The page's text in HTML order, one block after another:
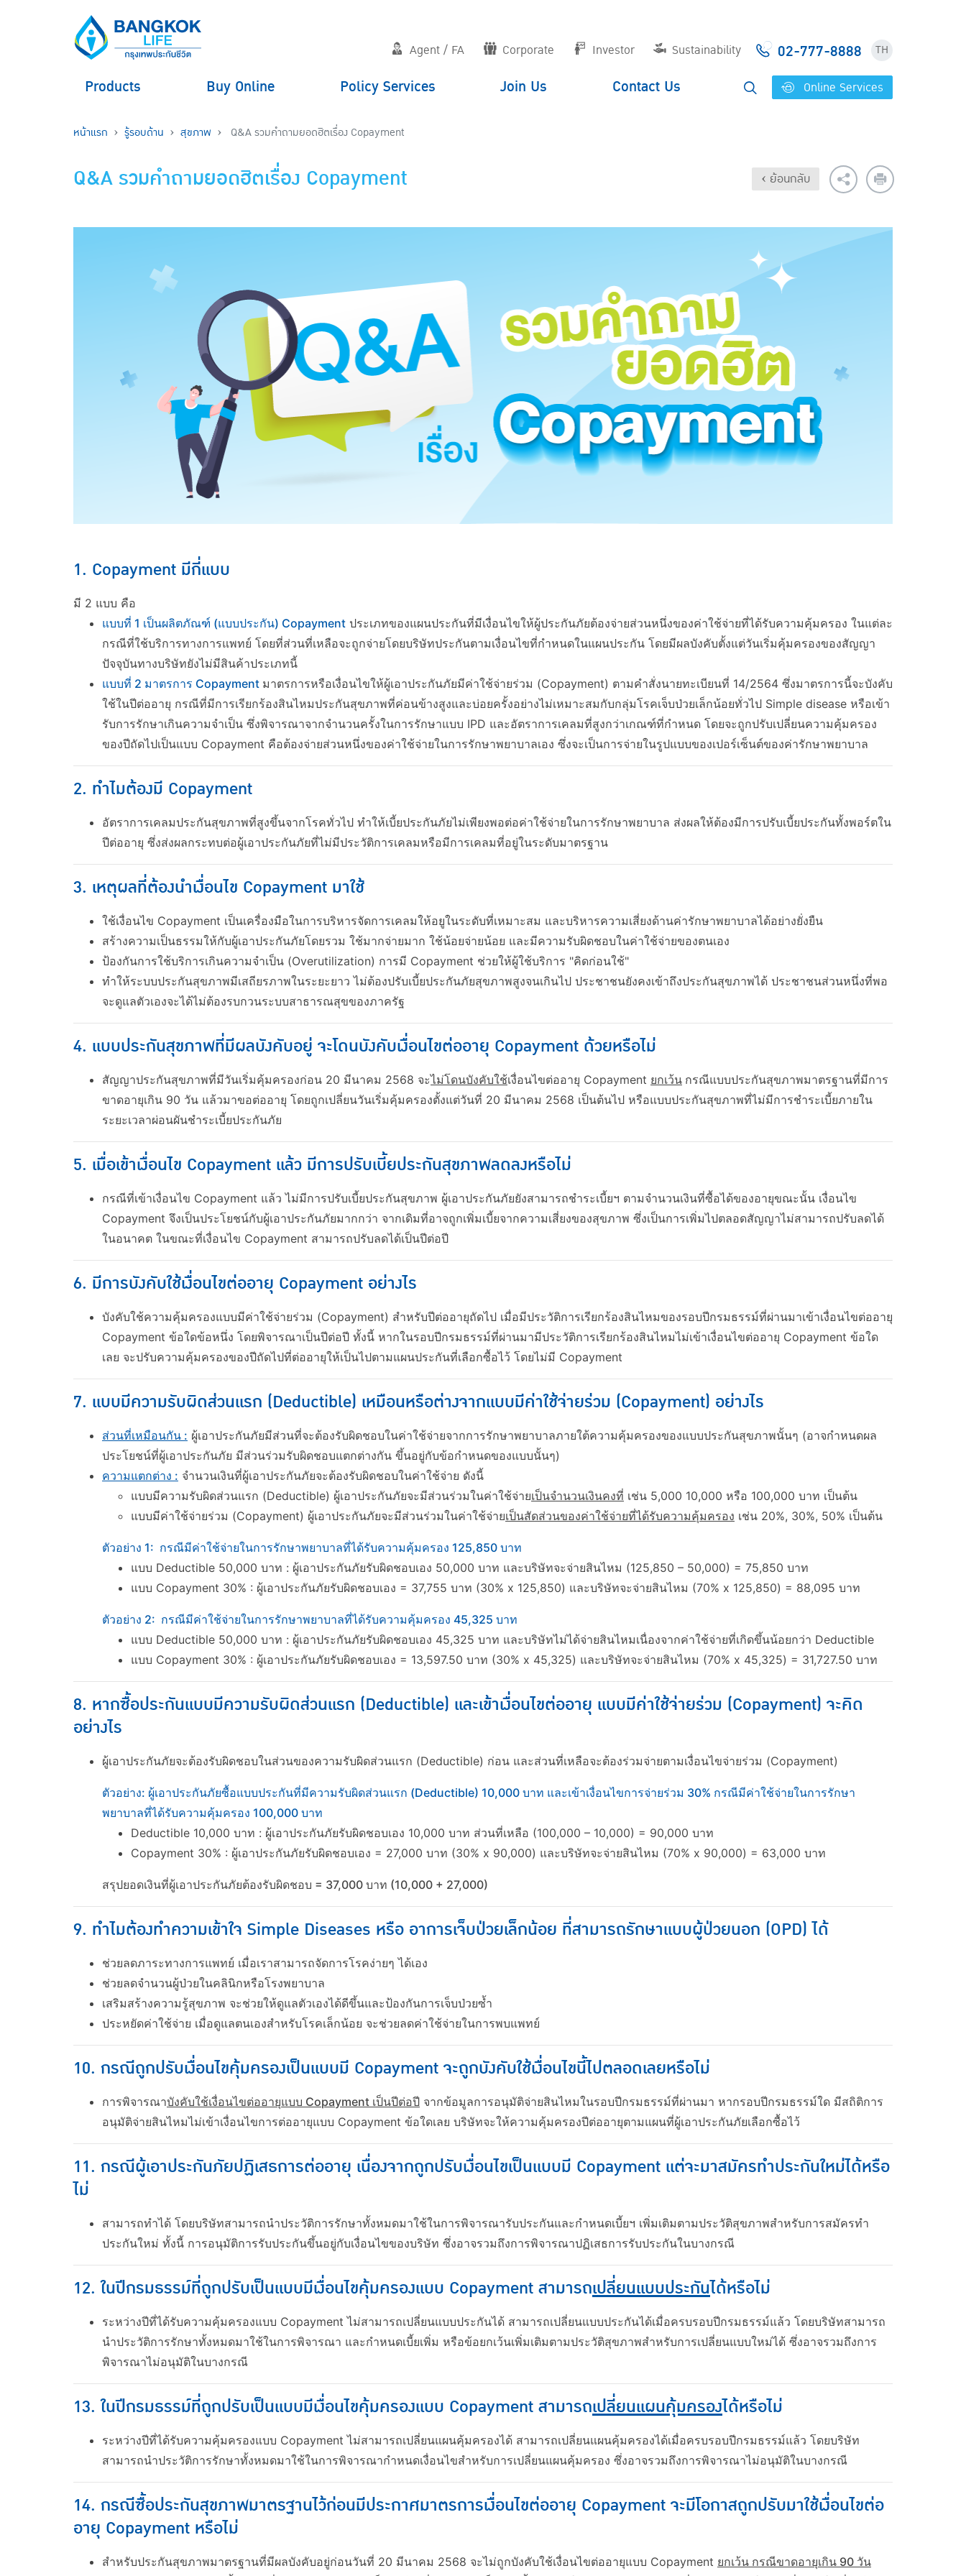
Agent / FA Corporate Investor Sustainability 02-777-8888 TH
Products Buy Online Policy Services Join Us Contact Us Online Services
หน้าแรก รู้รอบด้าน สุขภาพ Q&A รวมคำถามยอดฮิตเรื่อง Copayment
Q&A รวมคำถามยอดฮิตเรื่อง Copayment ‹ ย้อนกลับ
1. Copayment มีกี่แบบ
มี 2 แบบ คือ
แบบที่ 1 เป็นผลิตภัณฑ์ (แบบประกัน) Copayment ประเภทของแผนประกันที่มีเงื่อนไขให้ผู้ประกันภัยต้องจ่ายส่วนหนึ่งของค่าใช้จ่ายที่ได้รับความคุ้มครอง ในแต่ละ
กรณีที่ใช้บริการทางการแพทย์ โดยที่ส่วนที่เหลือจะถูกจ่ายโดยบริษัทประกันตามเงื่อนไขที่กำหนดในแผนประกัน โดยมีผลบังคับตั้งแต่วันเริ่มคุ้มครองของสัญญา
ปัจจุบันทางบริษัทยังไม่มีสินค้าประเภทนี้
แบบที่ 2 มาตรการ Copayment มาตรการหรือเงื่อนไขให้ผู้เอาประกันภัยมีค่าใช้จ่ายร่วม (Copayment) ตามคำสั่งนายทะเบียนที่ 14/2564 ซึ่งมาตรการนี้จะบังคับ
ใช้ในปีต่ออายุ กรณีที่มีการเรียกร้องสินไหมประกันสุขภาพที่ค่อนข้างสูงและบ่อยครั้งอย่างไม่เหมาะสมกับกลุ่มโรคเจ็บป่วยเล็กน้อยทั่วไป Simple disease หรือเข้า
รับการรักษาเกินความจำเป็น ซึ่งพิจารณาจากจำนวนครั้งในการรักษาแบบ IPD และอัตราการเคลมที่สูงกว่าเกณฑ์ที่กำหนด โดยจะถูกปรับเปลี่ยนความคุ้มครอง
ของปีถัดไปเป็นแบบ Copayment คือต้องจ่ายส่วนหนึ่งของค่าใช้จ่ายในการรักษาพยาบาลเอง ซึ่งจะเป็นการจ่ายในรูปแบบของเปอร์เซ็นต์ของค่ารักษาพยาบาล
2. ทำไมต้องมี Copayment
อัตราการเคลมประกันสุขภาพที่สูงขึ้นจากโรคทั่วไป ทำให้เบี้ยประกันภัยไม่เพียงพอต่อค่าใช้จ่ายในการรักษาพยาบาล ส่งผลให้ต้องมีการปรับเบี้ยประกันทั้งพอร์ตใน
ปีต่ออายุ ซึ่งส่งผลกระทบต่อผู้เอาประกันภัยที่ไม่มีประวัติการเคลมหรือมีการเคลมที่อยู่ในระดับมาตรฐาน
3. เหตุผลที่ต้องนำเงื่อนไข Copayment มาใช้
ใช้เงื่อนไข Copayment เป็นเครื่องมือในการบริหารจัดการเคลมให้อยูในระดับที่เหมาะสม และบริหารความเสี่ยงด้านค่ารักษาพยาบาลได้อย่างยั่งยืน
สร้างความเป็นธรรมให้กับผู้เอาประกันภัยโดยรวม ใช้มากจ่ายมาก ใช้น้อยจ่ายน้อย และมีความรับผิดชอบในค่าใช้จ่ายของตนเอง
ป้องกันการใช้บริการเกินความจำเป็น (Overutilization) การมี Copayment ช่วยให้ผู้ใช้บริการ "คิดก่อนใช้"
ทำให้ระบบประกันสุขภาพมีเสถียรภาพในระยะยาว ไม่ต้องปรับเบี้ยประกันภัยสุขภาพสูงจนเกินไป ประชาชนยังคงเข้าถึงประกันสุขภาพได้ ประชาชนส่วนหนึ่งที่พอ
จะดูแลตัวเองจะได้ไม่ต้องรบกวนระบบสาธารณสุขของภาครัฐ
4. แบบประกันสุขภาพที่มีผลบังคับอยู่ จะโดนบังคับเงื่อนไขต่ออายุ Copayment ด้วยหรือไม่
สัญญาประกันสุขภาพที่มีวันเริ่มคุ้มครองก่อน 20 มีนาคม 2568 จะไม่โดนบังคับใช้เงื่อนไขต่ออายุ Copayment ยกเว้น กรณีแบบประกันสุขภาพมาตรฐานที่มีการ
ขาดอายุเกิน 90 วัน แล้วมาขอต่ออายุ โดยถูกเปลี่ยนวันเริ่มคุ้มครองตั้งแต่วันที่ 20 มีนาคม 2568 เป็นต้นไป หรือแบบประกันสุขภาพที่ไม่มีการชำระเบี้ยภายใน
ระยะเวลาผ่อนผันชำระเบี้ยประกันภัย
5. เมื่อเข้าเงื่อนไข Copayment แล้ว มีการปรับเบี้ยประกันสุขภาพลดลงหรือไม่
กรณีที่เข้าเงื่อนไข Copayment แล้ว ไม่มีการปรับเบี้ยประกันสุขภาพ ผู้เอาประกันภัยยังสามารถชำระเบี้ยฯ ตามจำนวนเงินที่ซื้อได้ของอายุขณะนั้น เงื่อนไข
Copayment จึงเป็นประโยชน์กับผู้เอาประกันภัยมากกว่า จากเดิมที่อาจถูกเพิ่มเบี้ยจากความเสี่ยงของสุขภาพ ซึ่งเป็นการเพิ่มไปตลอดสัญญาไม่สามารถปรับลดได้
ในอนาคต ในขณะที่เงื่อนไข Copayment สามารถปรับลดได้เป็นปีต่อปี
6. มีการบังคับใช้เงื่อนไขต่ออายุ Copayment อย่างไร
บังคับใช้ความคุ้มครองแบบมีค่าใช้จ่ายร่วม (Copayment) สำหรับปีต่ออายุถัดไป เมื่อมีประวัติการเรียกร้องสินไหมของรอบปีกรมธรรม์ที่ผ่านมาเข้าเงื่อนไขต่ออายุ
Copayment ข้อใดข้อหนึ่ง โดยพิจารณาเป็นปีต่อปี ทั้งนี้ หากในรอบปีกรมธรรม์ที่ผ่านมามีประวัติการเรียกร้องสินไหมไม่เข้าเงื่อนไขต่ออายุ Copayment ข้อใด
เลย จะปรับความคุ้มครองของปีถัดไปที่ต่ออายุให้เป็นไปตามแผนประกันที่เลือกซื้อไว้ โดยไม่มี Copayment
7. แบบมีความรับผิดส่วนแรก (Deductible) เหมือนหรือต่างจากแบบมีค่าใช้จ่ายร่วม (Copayment) อย่างไร
ส่วนที่เหมือนกัน : ผู้เอาประกันภัยมีส่วนที่จะต้องรับผิดชอบในค่าใช้จ่ายจากการรักษาพยาบาลภายใต้ความคุ้มครองของแบบประกันสุขภาพนั้นๆ (อาจกำหนดผล
ประโยชน์ที่ผู้เอาประกันภัย มีส่วนร่วมรับผิดชอบแตกต่างกัน ขึ้นอยู่กับข้อกำหนดของแบบนั้นๆ)
ความแตกต่าง : จำนวนเงินที่ผู้เอาประกันภัยจะต้องรับผิดชอบในค่าใช้จ่าย ดังนี้
แบบมีความรับผิดส่วนแรก (Deductible) ผู้เอาประกันภัยจะมีส่วนร่วมในค่าใช้จ่ายเป็นจำนวนเงินคงที่ เช่น 5,000 10,000 หรือ 100,000 บาท เป็นต้น
แบบมีค่าใช้จ่ายร่วม (Copayment) ผู้เอาประกันภัยจะมีส่วนร่วมในค่าใช้จ่ายเป็นสัดส่วนของค่าใช้จ่ายที่ได้รับความคุ้มครอง เช่น 20%, 30%, 50% เป็นต้น
ตัวอย่าง 1: กรณีมีค่าใช้จ่ายในการรักษาพยาบาลที่ได้รับความคุ้มครอง 125,850 บาท
แบบ Deductible 50,000 บาท : ผู้เอาประกันภัยรับผิดชอบเอง 50,000 บาท และบริษัทจะจ่ายสินไหม (125,850 – 50,000) = 75,850 บาท
แบบ Copayment 30% : ผู้เอาประกันภัยรับผิดชอบเอง = 37,755 บาท (30% x 125,850) และบริษัทจะจ่ายสินไหม (70% x 125,850) = 88,095 บาท
ตัวอย่าง 2: กรณีมีค่าใช้จ่ายในการรักษาพยาบาลที่ได้รับความคุ้มครอง 45,325 บาท
แบบ Deductible 50,000 บาท : ผู้เอาประกันภัยรับผิดชอบเอง 45,325 บาท และบริษัทไม่ได้จ่ายสินไหมเนื่องจากค่าใช้จ่ายที่เกิดขึ้นน้อยกว่า Deductible
แบบ Copayment 30% : ผู้เอาประกันภัยรับผิดชอบเอง = 13,597.50 บาท (30% x 45,325) และบริษัทจะจ่ายสินไหม (70% x 45,325) = 31,727.50 บาท
8. หากซื้อประกันแบบมีความรับผิดส่วนแรก (Deductible) และเข้าเงื่อนไขต่ออายุ แบบมีค่าใช้จ่ายร่วม (Copayment) จะคิด
อย่างไร
ผู้เอาประกันภัยจะต้องรับผิดชอบในส่วนของความรับผิดส่วนแรก (Deductible) ก่อน และส่วนที่เหลือจะต้องร่วมจ่ายตามเงื่อนไขจ่ายร่วม (Copayment)
ตัวอย่าง: ผู้เอาประกันภัยซื้อแบบประกันที่มีความรับผิดส่วนแรก (Deductible) 10,000 บาท และเข้าเงื่อนไขการจ่ายร่วม 30% กรณีมีค่าใช้จ่ายในการรักษา
พยาบาลที่ได้รับความคุ้มครอง 100,000 บาท
Deductible 10,000 บาท : ผู้เอาประกันภัยรับผิดชอบเอง 10,000 บาท ส่วนที่เหลือ (100,000 – 10,000) = 90,000 บาท
Copayment 30% : ผู้เอาประกันภัยรับผิดชอบเอง = 27,000 บาท (30% x 90,000) และบริษัทจะจ่ายสินไหม (70% x 90,000) = 63,000 บาท
สรุปยอดเงินที่ผู้เอาประกันภัยต้องรับผิดชอบ = 37,000 บาท (10,000 + 27,000)​
9. ทำไมต้องทำความเข้าใจ Simple Diseases หรือ อาการเจ็บป่วยเล็กน้อย ที่สามารถรักษาแบบผู้ป่วยนอก (OPD) ได้
ช่วยลดภาระทางการแพทย์ เมื่อเราสามารถจัดการโรคง่ายๆ ได้เอง
ช่วยลดจำนวนผู้ป่วยในคลินิกหรือโรงพยาบาล
เสริมสร้างความรู้สุขภาพ จะช่วยให้ดูแลตัวเองได้ดีขึ้นและป้องกันการเจ็บป่วยซ้ำ
ประหยัดค่าใช้จ่าย เมื่อดูแลตนเองสำหรับโรคเล็กน้อย จะช่วยลดค่าใช้จ่ายในการพบแพทย์
10. กรณีถูกปรับเงื่อนไขคุ้มครองเป็นแบบมี Copayment จะถูกบังคับใช้เงื่อนไขนี้ไปตลอดเลยหรือไม่
การพิจารณาบังคับใช้เงื่อนไขต่ออายุแบบ Copayment เป็นปีต่อปี จากข้อมูลการอนุมัติจ่ายสินไหมในรอบปีกรมธรรม์ที่ผ่านมา หากรอบปีกรมธรรม์ใด มีสถิติการ
อนุมัติจ่ายสินไหมไม่เข้าเงื่อนไขการต่ออายุแบบ Copayment ข้อใดเลย บริษัทจะให้ความคุ้มครองปีต่ออายุตามแผนที่ผู้เอาประกันภัยเลือกซื้อไว้
11. กรณีผู้เอาประกันภัยปฏิเสธการต่ออายุ เนื่องจากถูกปรับเงื่อนไขเป็นแบบมี Copayment แต่จะมาสมัครทำประกันใหม่ได้หรือ
ไม่
สามารถทำได้ โดยบริษัทสามารถนำประวัติการรักษาทั้งหมดมาใช้ในการพิจารณารับประกันและกำหนดเบี้ยฯ เพิ่มเติมตามประวัติสุขภาพสำหรับการสมัครทำ
ประกันใหม่ ทั้งนี้ การอนุมัติการรับประกันขึ้นอยู่กับเงื่อนไขของบริษัท ซึ่งอาจรวมถึงการพิจารณาปฏิเสธการรับประกันในบางกรณี
12. ในปีกรมธรรม์ที่ถูกปรับเป็นแบบมีเงื่อนไขคุ้มครองแบบ Copayment สามารถเปลี่ยนแบบประกันได้หรือไม่
ระหว่างปีที่ได้รับความคุ้มครองแบบ Copayment ไม่สามารถเปลี่ยนแบบประกันได้ สามารถเปลี่ยนแบบประกันได้เมื่อครบรอบปีกรมธรรม์แล้ว โดยบริษัทสามารถ
นำประวัติการรักษาทั้งหมดมาใช้ในการพิจารณา และกำหนดเบี้ยเพิ่ม หรือข้อยกเว้นเพิ่มเติมตามประวัติสุขภาพสำหรับการเปลี่ยนแบบใหม่ได้ ซึ่งอาจรวมถึงการ
พิจารณาไม่อนุมัติในบางกรณี
13. ในปีกรมธรรม์ที่ถูกปรับเป็นแบบมีเงื่อนไขคุ้มครองแบบ Copayment สามารถเปลี่ยนแผนคุ้มครองได้หรือไม่
ระหว่างปีที่ได้รับความคุ้มครองแบบ Copayment ไม่สามารถเปลี่ยนแผนคุ้มครองได้ สามารถเปลี่ยนแผนคุ้มครองได้เมื่อครบรอบปีกรมธรรม์แล้ว โดยบริษัท
สามารถนำประวัติการรักษาทั้งหมดมาใช้ในการพิจารณากำหนดเงื่อนไขสำหรับการเปลี่ยนแผนคุ้มครอง ซึ่งอาจรวมถึงการพิจารณาไม่อนุมัติในบางกรณี
14. กรณีซื้อประกันสุขภาพมาตรฐานไว้ก่อนมีประกาศมาตรการเงื่อนไขต่ออายุ Copayment จะมีโอกาสถูกปรับมาใช้เงื่อนไขต่อ
อายุ Copayment หรือไม่
สำหรับประกันสุขภาพมาตรฐานที่มีผลบังคับอยู่ก่อนวันที่ 20 มีนาคม 2568 จะไม่ถูกบังคับใช้เงื่อนไขต่ออายุแบบ Copayment ยกเว้น กรณีขาดอายุเกิน 90 วัน